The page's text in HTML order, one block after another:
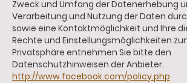
Zweck und Umfang der Datenerhebung
Verarbeitung und Nutzung der Daten
sowie eine Kontaktmöglichkeit und Ihre
Rechte und Einstellungsmöglichkeiten
Privatsphäre entnehmen Sie bitte den
Datenschutzhinweisen der Anbieter.
http://www.facebook.com/policy.php